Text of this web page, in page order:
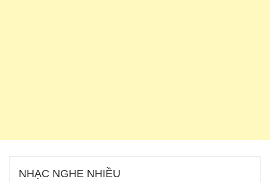
NHẠC NGHE NHIỀU